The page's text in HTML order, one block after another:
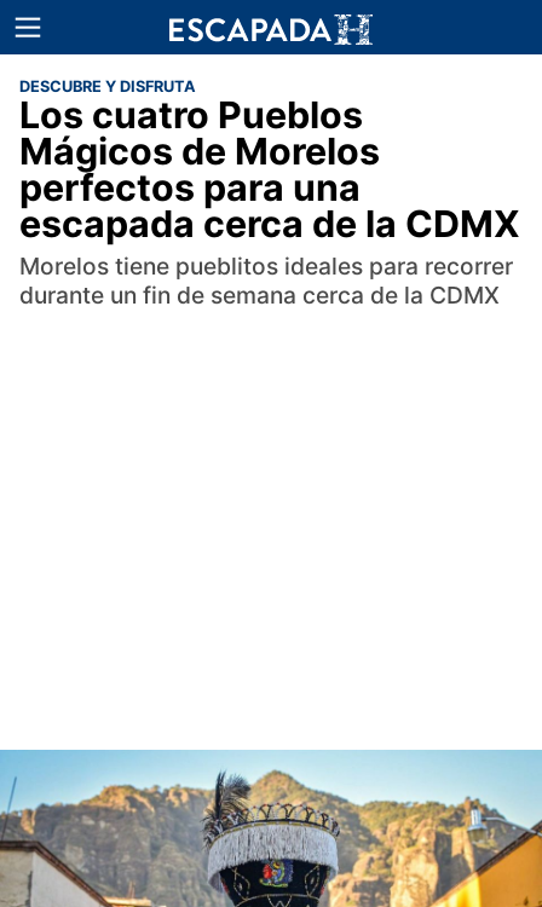
DESCUBRE Y DISFRUTA
Los cuatro Pueblos
Mágicos de Morelos
perfectos para una
escapada cerca de la CDMX
Morelos tiene pueblitos ideales para recorrer
durante un fin de semana cerca de la CDMX